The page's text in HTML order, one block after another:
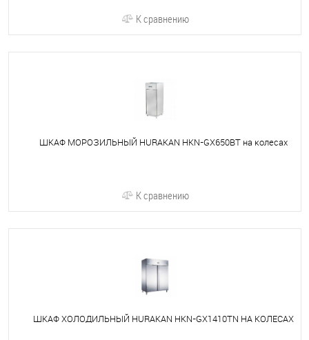
К сравнению
ШКАФ МОРОЗИЛЬНЫЙ HURAKAN HKN-GX650BT на колесах
К сравнению
ШКАФ ХОЛОДИЛЬНЫЙ HURAKAN HKN-GX1410TN НА КОЛЕСАХ